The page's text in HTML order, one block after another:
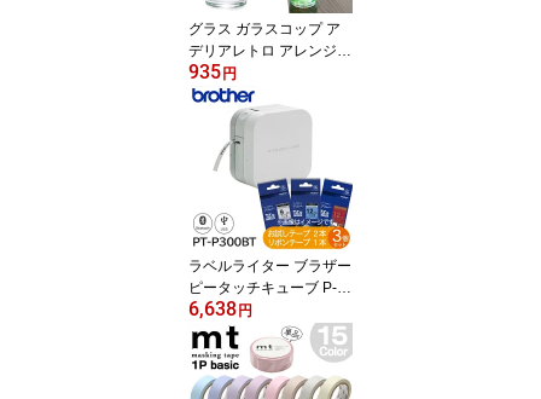
ント ひんやり アイス枕
水枕
グラス ガラスコップ ア
デリアレトロ アレンジコ
ップ9 野ばな 1024 容量2
70ml 花柄 昭和レトロ ア
ンティーク ギフト プレ
ゼント
935 円
ラベルライター ブラザー
ピータッチキューブ P-T
OUCH CUBE 本体PT-P3
00BT 入園入学準備 ギフ
ト プレゼント
6,638 円